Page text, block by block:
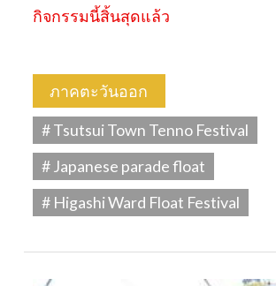
กิจกรรมนี้สิ้นสุดแล้ว
ภาคตะวันออก
# Tsutsui Town Tenno Festival
# Japanese parade float
# Higashi Ward Float Festival